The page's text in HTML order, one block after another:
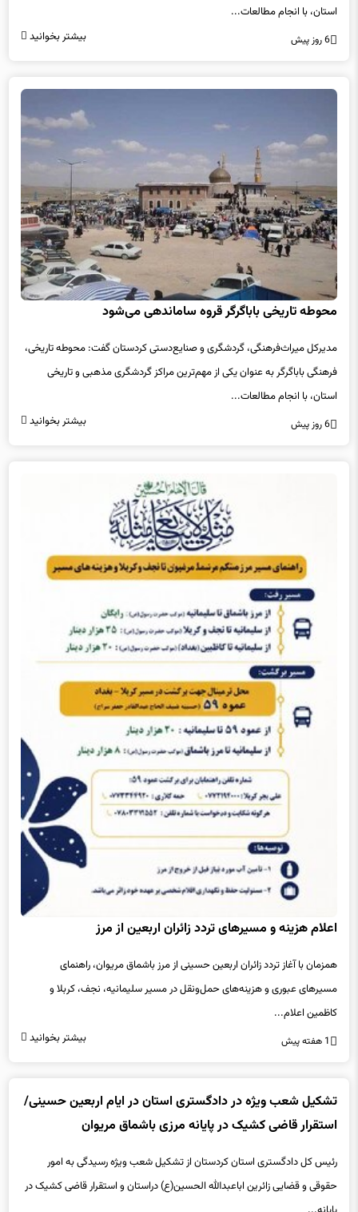
استان، با انجام مطالعات...
6 روز پیش بیشتر بخوانید
محوطه تاریخی باباگرگر قروه ساماندهی می‌شود
مدیرکل میراث‌فرهنگی، گردشگری و صنایع‌دستی کردستان گفت: محوطه تاریخی،
فرهنگی باباگرگر به عنوان یکی از مهم‌ترین مراکز گردشگری مذهبی و تاریخی
استان، با انجام مطالعات...
6 روز پیش بیشتر بخوانید
اعلام هزینه و مسیرهای تردد زائران اربعین از مرز
همزمان با آغاز تردد زائران اربعین حسینی از مرز باشماق مریوان، راهنمای
مسیرهای عبوری و هزینه‌های حمل‌ونقل در مسیر سلیمانیه، نجف، کربلا و
کاظمین اعلام...
1 هفته پیش بیشتر بخوانید
تشکیل شعب ویژه در دادگستری استان در ایام اربعین حسینی/
استقرار قاضی کشیک در پایانه مرزی باشماق مریوان
رئیس کل دادگستری استان کردستان از تشکیل شعب ویژه رسیدگی به امور
حقوقی و قضایی زائرین اباعبدالله الحسین(ع) دراستان و استقرار قاضی کشیک در